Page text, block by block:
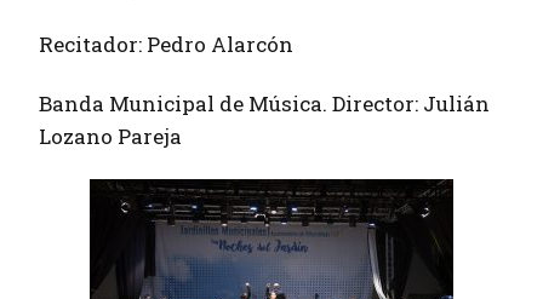
Recitador: Pedro Alarcón
Banda Municipal de Música. Director: Julián
Lozano Pareja